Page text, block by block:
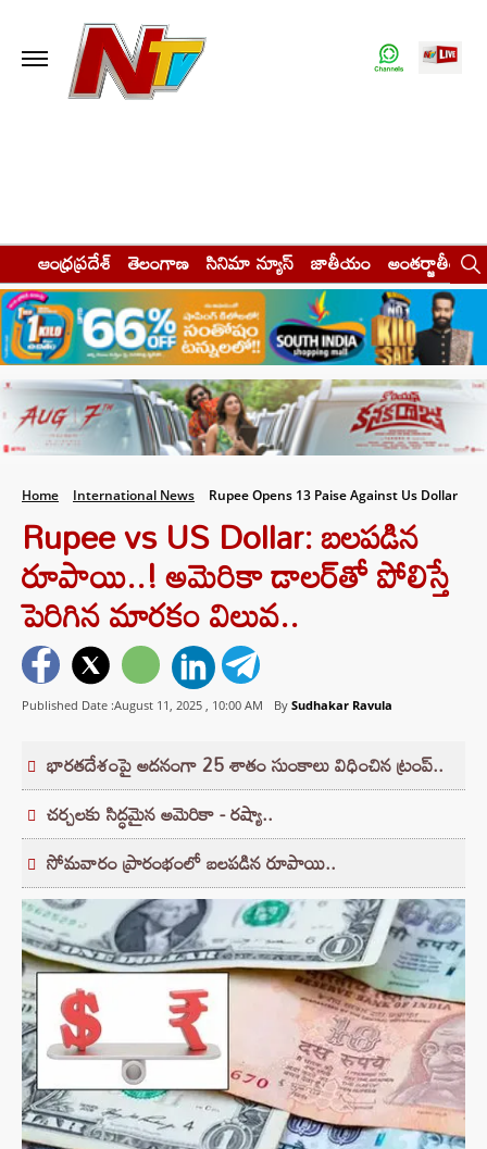
ఆంధ్రప్రదేశ్ తెలంగాణ సినిమా న్యూస్ జాతీయం అంతర్జాతీయం
Home International News Rupee Opens 13 Paise Against Us Dollar
Rupee vs US Dollar: బలపడిన
రూపాయి..! అమెరికా డాలర్‌తో పోలిస్తే
పెరిగిన మారకం విలువ..
Published Date :August 11, 2025 , 10:00 AM By Sudhakar Ravula
భారతదేశంపై అదనంగా 25 శాతం సుంకాలు విధించిన ట్రంప్..
చర్చలకు సిద్ధమైన అమెరికా - రష్యా..
సోమవారం ప్రారంభంలో బలపడిన రూపాయి..